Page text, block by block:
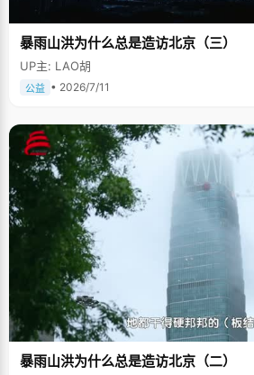
暴雨山洪为什么总是造访北京（三）
UP主: LAO胡
公益 • 2026/7/11
暴雨山洪为什么总是造访北京（二）